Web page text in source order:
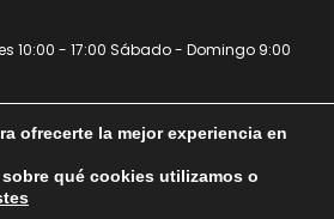
10:00 - 17:00 Sábado - Domingo 9:00
Cachorros Blog Contacto
ofrecerte la mejor experiencia en
qué cookies utilizamos o